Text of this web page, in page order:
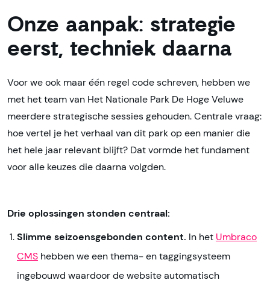
Onze aanpak: strategie
eerst, techniek daarna
Voor we ook maar één regel code schreven, hebben we
met het team van Het Nationale Park De Hoge Veluwe
meerdere strategische sessies gehouden. Centrale vraag:
hoe vertel je het verhaal van dit park op een manier die
het hele jaar relevant blijft? Dat vormde het fundament
voor alle keuzes die daarna volgden.
Drie oplossingen stonden centraal:
Slimme seizoensgebonden content. In het Umbraco
CMS hebben we een thema- en taggingsysteem
ingebouwd waardoor de website automatisch